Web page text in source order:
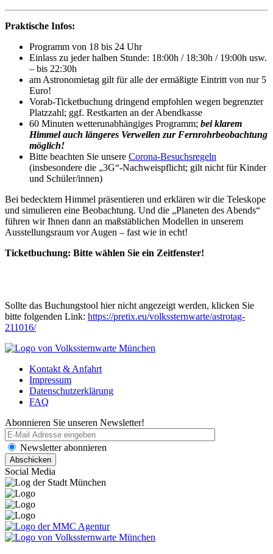
Praktische Infos:
Programm von 18 bis 24 Uhr
Einlass zu jeder halben Stunde: 18:00h / 18:30h / 19:00h usw.
– bis 22:30h
am Astronomietag gilt für alle der ermäßigte Eintritt von nur 5
Euro!
Vorab-Ticketbuchung dringend empfohlen wegen begrenzter
Platzzahl; ggf. Restkarten an der Abendkasse
60 Minuten wetterunabhängiges Programm; bei klarem
Himmel auch längeres Verweilen zur Fernrohrbeobachtung
möglich!
Bitte beachten Sie unsere Corona-Besuchsregeln
(insbesondere die „3G“-Nachweispflicht; gilt nicht für Kinder
und Schüler/innen)
Bei bedecktem Himmel präsentieren und erklären wir die Teleskope
und simulieren eine Beobachtung. Und die „Planeten des Abends“
führen wir Ihnen dann an maßstäblichen Modellen in unserem
Ausstellungsraum vor Augen – fast wie in echt!
Ticketbuchung: Bitte wählen Sie ein Zeitfenster!
Sollte das Buchungstool hier nicht angezeigt werden, klicken Sie
bitte folgenden Link: https://pretix.eu/volkssternwarte/astrotag-
211016/
Kontakt & Anfahrt
Impressum
Datenschutzerklärung
FAQ
Abonnieren Sie unseren Newsletter!
Newsletter abonnieren
Social Media